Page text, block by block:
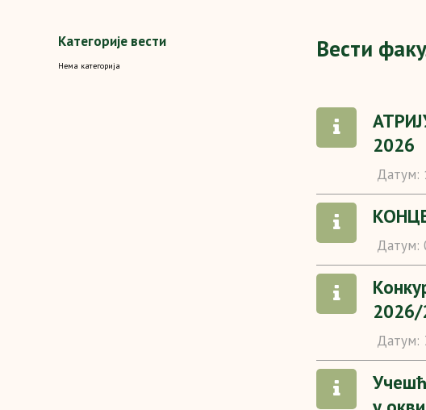
Категорије вести
Нема категорија
Вести
2026
Датум:
Датум:
2026/
Датум: